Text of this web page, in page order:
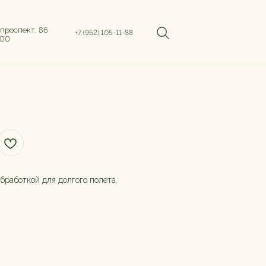
86
+7 (952) 105-11-88
для долгого полета.